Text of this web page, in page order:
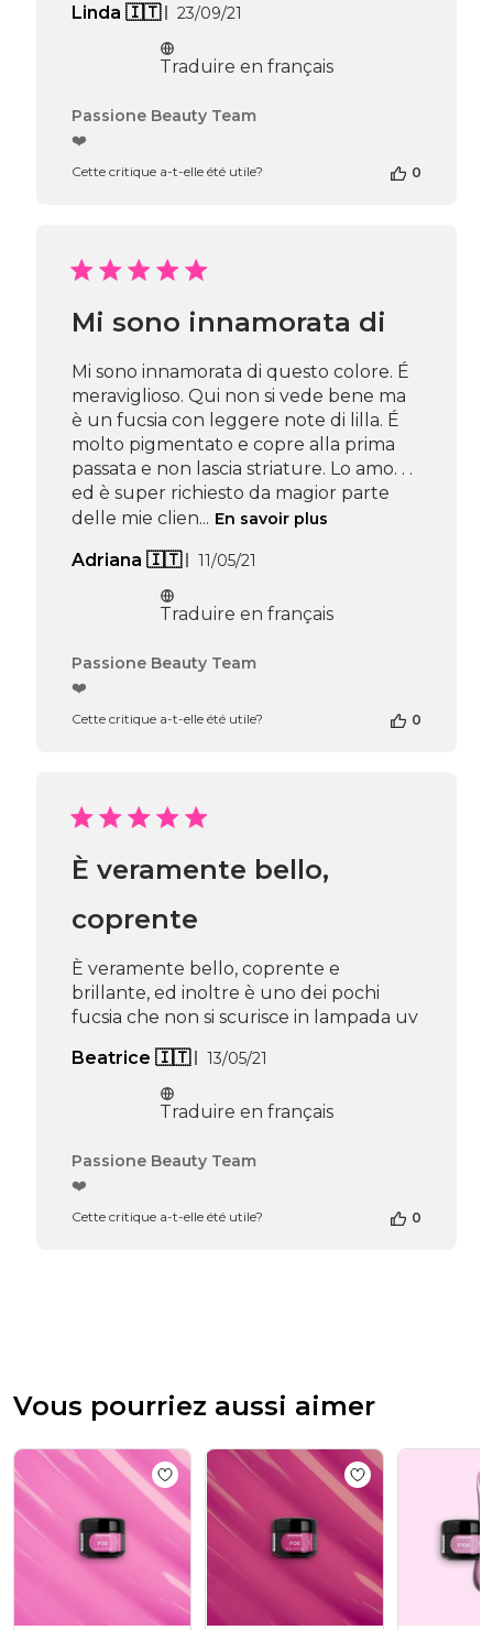
Linda 🇮🇹
Date
publication
23/09/21
Traduire en français
Commentaires
de
Beauty
du
Thu
Apr
16
2026
Passione Beauty Team
❤️
Cette critique a-t-elle été utile? 0
Mi sono innamorata di
Mi sono innamorata di questo colore. É
meraviglioso. Qui non si vede bene ma
è un fucsia con leggere note di lilla. É
molto pigmentato e copre alla prima
passata e non lascia striature. Lo amo. . .
ed è super richiesto da magior parte
delle mie clien... En savoir plus
Adriana 🇮🇹
Date
publication
11/05/21
Traduire en français
Commentaires
de
Beauty
16
2026
Passione Beauty Team
❤️
Cette critique a-t-elle été utile? 0
È veramente bello,
coprente
È veramente bello, coprente e
brillante, ed inoltre è uno dei pochi
fucsia che non si scurisce in lampada uv
Beatrice 🇮🇹
Date
publication
13/05/21
Traduire en français
Commentaires
de
du
Apr
16
2026
Passione Beauty Team
❤️
Cette critique a-t-elle été utile? 0
Vous pourriez aussi aimer
Add to wishlist Gel Couleur F56
Add to wishlist